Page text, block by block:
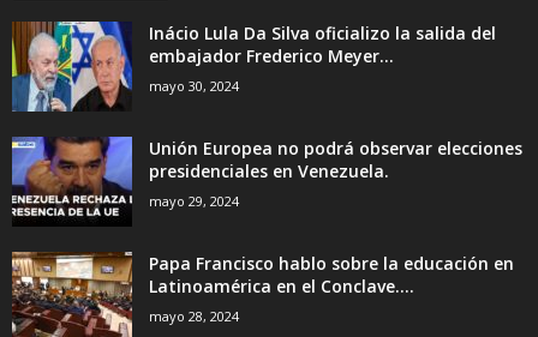
Inácio Lula Da Silva oficializo la salida del
embajador Frederico Meyer...
mayo 30, 2024
Unión Europea no podrá observar elecciones
presidenciales en Venezuela.
mayo 29, 2024
Papa Francisco hablo sobre la educación en
Latinoamérica en el Conclave....
mayo 28, 2024